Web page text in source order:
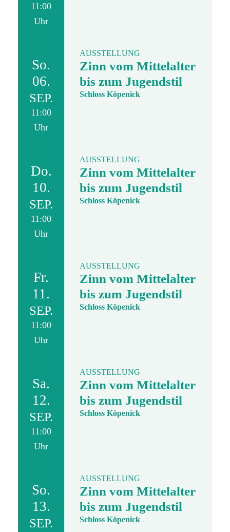
11:00
Uhr
So.
06.
SEP.
11:00
Uhr
AUSSTELLUNG
Zinn vom Mittelalter
bis zum Jugendstil
Schloss Köpenick
Do.
10.
SEP.
11:00
Uhr
AUSSTELLUNG
Zinn vom Mittelalter
bis zum Jugendstil
Schloss Köpenick
Fr.
11.
SEP.
11:00
Uhr
AUSSTELLUNG
Zinn vom Mittelalter
bis zum Jugendstil
Schloss Köpenick
Sa.
12.
SEP.
11:00
Uhr
AUSSTELLUNG
Zinn vom Mittelalter
bis zum Jugendstil
Schloss Köpenick
So.
13.
SEP.
AUSSTELLUNG
Zinn vom Mittelalter
bis zum Jugendstil
Schloss Köpenick